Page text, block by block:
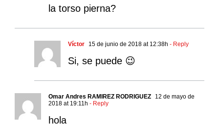
la torso pierna?
Víctor 15 de junio de 2018 at 12:38h - Reply
Si, se puede 😉
Omar Andres RAMIREZ RODRIGUEZ
12 de mayo de
2018 at 19:11h - Reply
hola